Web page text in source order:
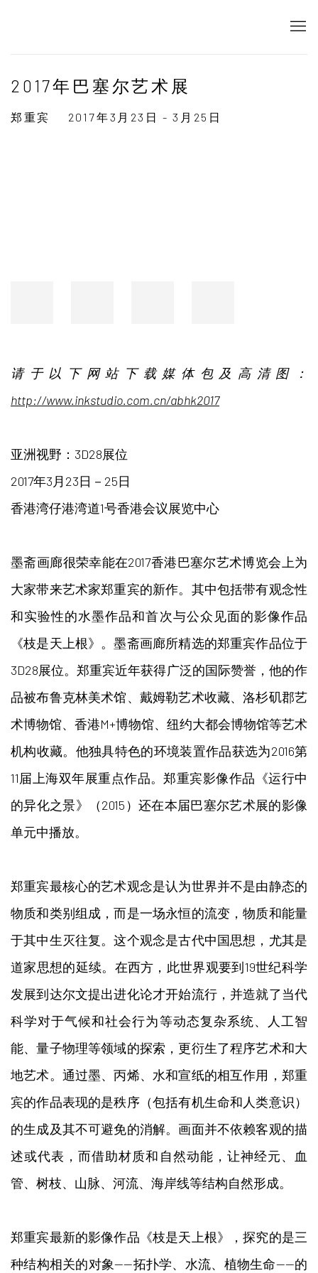
2017年巴塞尔艺术展
郑重宾 2017年3月23日 - 3月25日
请于以下网站下载媒体包及高清图：
http://www.inkstudio.com.cn/abhk2017
亚洲视野：3D28展位
2017年3月23日－25日
香港湾仔港湾道1号香港会议展览中心
墨斋画廊很荣幸能在2017香港巴塞尔艺术博览会上为
大家带来艺术家郑重宾的新作。其中包括带有观念性
和实验性的水墨作品和首次与公众见面的影像作品
《枝是天上根》。墨斋画廊所精选的郑重宾作品位于
3D28展位。郑重宾近年获得广泛的国际赞誉，他的作
品被布鲁克林美术馆、戴姆勒艺术收藏、洛杉矶郡艺
术博物馆、香港M+博物馆、纽约大都会博物馆等艺术
机构收藏。他独具特色的环境装置作品获选为2016第
11届上海双年展重点作品。郑重宾影像作品《运行中
的异化之景》（2015）还在本届巴塞尔艺术展的影像
单元中播放。
郑重宾最核心的艺术观念是认为世界并不是由静态的
物质和类别组成，而是一场永恒的流变，物质和能量
于其中生灭往复。这个观念是古代中国思想，尤其是
道家思想的延续。在西方，此世界观要到19世纪科学
发展到达尔文提出进化论才开始流行，并造就了当代
科学对于气候和社会行为等动态复杂系统、人工智
能、量子物理等领域的探索，更衍生了程序艺术和大
地艺术。通过墨、丙烯、水和宣纸的相互作用，郑重
宾的作品表现的是秩序（包括有机生命和人类意识）
的生成及其不可避免的消解。画面并不依赖客观的描
述或代表，而借助材质和自然动能，让神经元、血
管、树枝、山脉、河流、海岸线等结构自然形成。
郑重宾最新的影像作品《枝是天上根》，探究的是三
种结构相关的对象——拓扑学、水流、植物生命——的